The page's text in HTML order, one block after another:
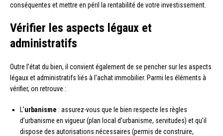
conséquentes et mettre en péril la rentabilité de votre investissement.
Vérifier les aspects légaux et
administratifs
Outre l’état du bien, il convient également de se pencher sur les aspects
légaux et administratifs liés à l’achat immobilier. Parmi les éléments à
vérifier, on retrouve :
L’urbanisme : assurez-vous que le bien respecte les règles
d’urbanisme en vigueur (plan local d’urbanisme, servitudes) et qu’il
dispose des autorisations nécessaires (permis de construire,